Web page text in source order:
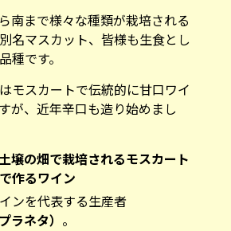
南まで様々な種類が栽培される
名マスカット、皆様も生食とし
種です。
モスカートで伝統的に甘口ワイ
が、近年辛口も造り始めまし
壌の畑で栽培されるモスカート
作るワイン
ンを代表する生産者
ラネタ） 。